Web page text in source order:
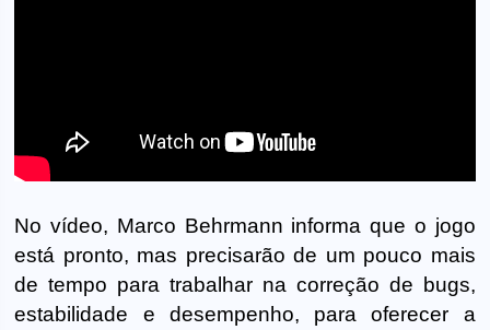
No vídeo, Marco Behrmann informa que o jogo
está pronto, mas precisarão de um pouco mais
de tempo para trabalhar na correção de bugs,
estabilidade e desempenho, para oferecer a